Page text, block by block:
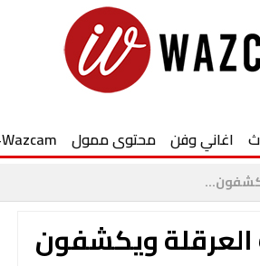
اغاني وفن محتوى ممول Wazcam++
ويكشفون